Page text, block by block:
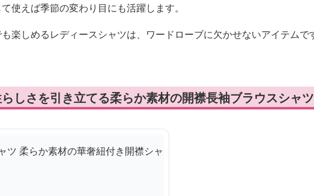
使えば季節の変わり目にも活躍します。
楽しめるレディースシャツは、ワードローブに欠かせないアイテムで
しさを引き立てる柔らか素材の開襟長袖ブラウスシャツ